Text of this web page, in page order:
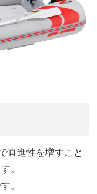
直進性を増すこと
。
。